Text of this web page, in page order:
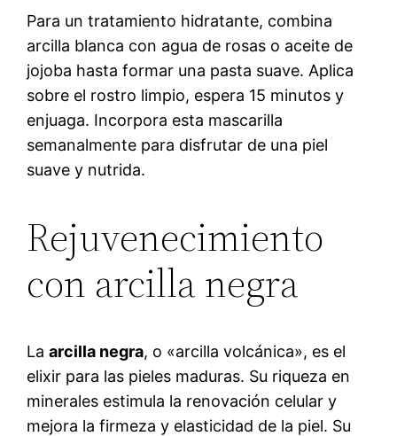
Para un tratamiento hidratante, combina
arcilla blanca con agua de rosas o aceite de
jojoba hasta formar una pasta suave. Aplica
sobre el rostro limpio, espera 15 minutos y
enjuaga. Incorpora esta mascarilla
semanalmente para disfrutar de una piel
suave y nutrida.
Rejuvenecimiento
con arcilla negra
Laarcilla negra, o «arcilla volcánica», es el
elixir para las pieles maduras. Su riqueza en
minerales estimula la renovación celular y
mejora la firmeza y elasticidad de la piel. Su